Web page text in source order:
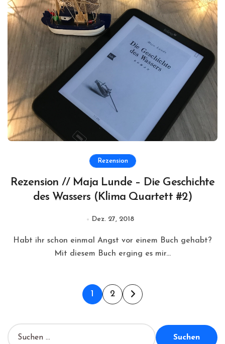
Rezension
Rezension // Maja Lunde – Die Geschichte
des Wassers (Klima Quartett #2)
Dez. 27, 2018
Habt ihr schon einmal Angst vor einem Buch gehabt?
Mit diesem Buch erging es mir...
Seitennummerierung
Beiträge
1 2
S
u